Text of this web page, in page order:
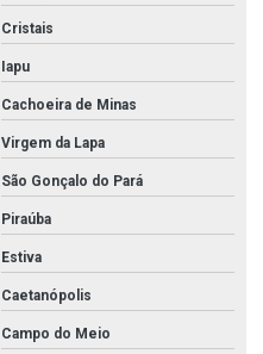
Cristais
Iapu
Cachoeira de Minas
Virgem da Lapa
São Gonçalo do Pará
Piraúba
Estiva
Caetanópolis
Campo do Meio